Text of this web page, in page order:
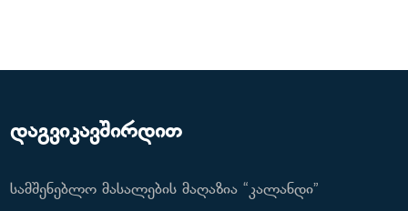
დაგვიკავშირდით
სამშენებლო მასალების მაღაზია “კალანდი”